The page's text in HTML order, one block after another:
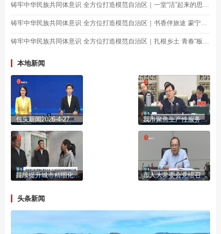
铸牢中华民族共同体意识 全方位打造模范自治区｜一堂“活”起来的思政课！800名职工共赴“红色之约”！
铸牢中华民族共同体意识 全方位打造模范自治区｜书香伴旅途 蒙宁共潮声
铸牢中华民族共同体意识 全方位打造模范自治区｜扎根乡土 青春“板凳”生花 固阳县银号镇大学生扎根基层治理成长纪实
本地新闻
包头新闻2026-4-27 我市聚焦生产性服务业举行政商恳谈会
持续提升城市精细化管理水平 全力打造舒适宜居的城市环境 孟庆维深入调研督导城市精细化管理工作 市人大常委会党组召开（扩大）会议
头条新闻